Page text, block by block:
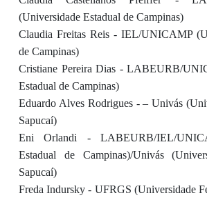
(Universidade Estadual de Campinas)
Claudia Freitas Reis - IEL/UNICAMP
de Campinas)
Cristiane Pereira Dias - LABEURB/
Estadual de Campinas)
Eduardo Alves Rodrigues - – Univás
Sapucaí)
Eni Orlandi - LABEURB/IEL/
Estadual de Campinas)/Univás
Sapucaí)
Freda Indursky - UFRGS (Universidade